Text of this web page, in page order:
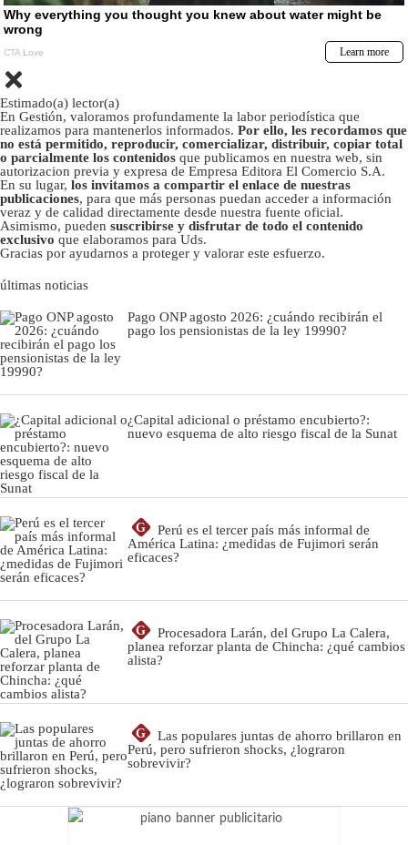
Estimado(a) lector(a)
En Gestión, valoramos profundamente la labor periodística que
realizamos para mantenerlos informados. Por ello, les recordamos que
no está permitido, reproducir, comercializar, distribuir, copiar total
o parcialmente los contenidos que publicamos en nuestra web, sin
autorizacion previa y expresa de Empresa Editora El Comercio S.A.
En su lugar, los invitamos a compartir el enlace de nuestras
publicaciones, para que más personas puedan acceder a información
veraz y de calidad directamente desde nuestra fuente oficial.
Asimismo, pueden suscribirse y disfrutar de todo el contenido
exclusivo que elaboramos para Uds.
Gracias por ayudarnos a proteger y valorar este esfuerzo.
últimas noticias
Pago ONP agosto 2026: ¿cuándo recibirán el
pago los pensionistas de la ley 19990?
¿Capital adicional o préstamo encubierto?:
nuevo esquema de alto riesgo fiscal de la Sunat
G
Perú es el tercer país más informal de
América Latina: ¿medidas de Fujimori serán
eficaces?
G
Procesadora Larán, del Grupo La Calera,
planea reforzar planta de Chincha: ¿qué cambios
alista?
G
Las populares juntas de ahorro brillaron en
Perú, pero sufrieron shocks, ¿lograron
sobrevivir?